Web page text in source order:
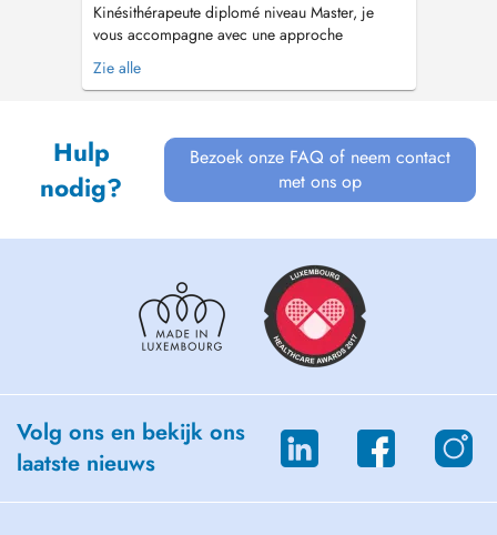
Kinésithérapeute diplomé niveau Master, je
vous accompagne avec une approche
moderne personnalisée et centrée sur vos
objectifs. Chaque prise en charge est
douleurs et reprendre vos activités
quotidiennes, profess...
Zie alle
Hulp
nodig?
Bezoek onze FAQ of neem contact
met ons op
Volg ons en bekijk ons
laatste nieuws